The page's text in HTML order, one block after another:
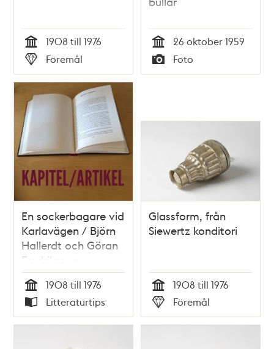
Tid
1908 till 1976
Typ
Föremål Tid
26 oktober 1959
Typ
Foto
En sockerbagare vid
Karlavägen / Björn
Hallerdt och Göran
Fredriksson
Tid
1908 till 1976
Typ
Litteraturtips
Glassform, från
Siewertz konditori
Tid
1908 till 1976
Typ
Föremål